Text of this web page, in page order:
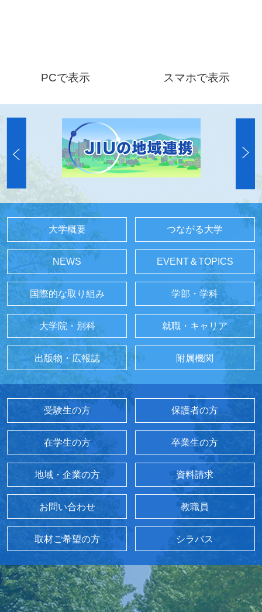
PCで表示 スマホで表示
大学概要 つながる大学
NEWS EVENT＆TOPICS
国際的な取り組み 学部・学科
大学院・別科 就職・キャリア
出版物・広報誌 附属機関
受験生の方 保護者の方
在学生の方 卒業生の方
地域・企業の方 資料請求
お問い合わせ 教職員
取材ご希望の方 シラバス